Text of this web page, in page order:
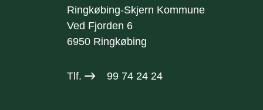
Ringkøbing-Skjern Kommune
Ved Fjorden 6
6950 Ringkøbing
Tlf. 99 74 24 24